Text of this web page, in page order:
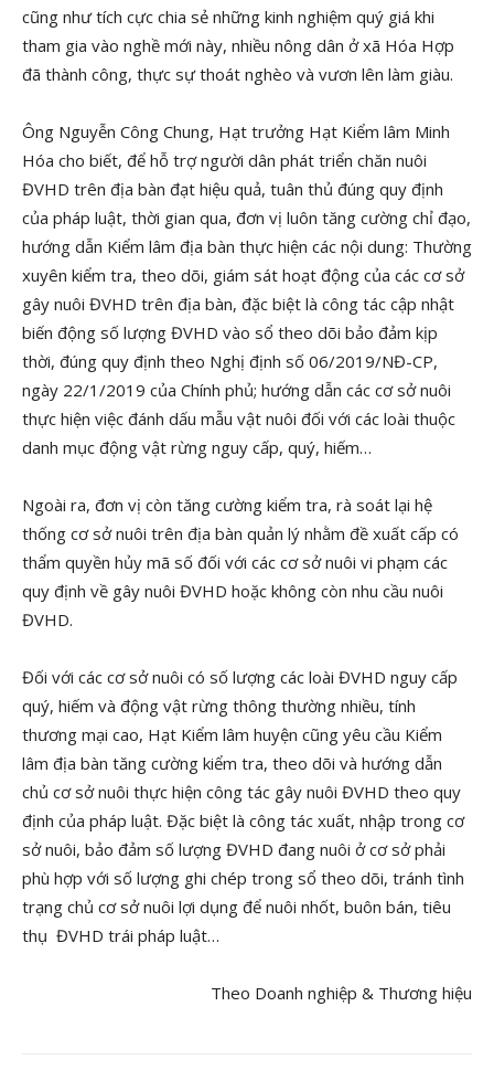
cũng như tích cực chia sẻ những kinh nghiệm quý giá khi
tham gia vào nghề mới này, nhiều nông dân ở xã Hóa Hợp
đã thành công, thực sự thoát nghèo và vươn lên làm giàu.
Ông Nguyễn Công Chung, Hạt trưởng Hạt Kiểm lâm Minh
Hóa cho biết, để hỗ trợ người dân phát triển chăn nuôi
ĐVHD trên địa bàn đạt hiệu quả, tuân thủ đúng quy định
của pháp luật, thời gian qua, đơn vị luôn tăng cường chỉ đạo,
hướng dẫn Kiểm lâm địa bàn thực hiện các nội dung: Thường
xuyên kiểm tra, theo dõi, giám sát hoạt động của các cơ sở
gây nuôi ĐVHD trên địa bàn, đặc biệt là công tác cập nhật
biến động số lượng ĐVHD vào sổ theo dõi bảo đảm kịp
thời, đúng quy định theo Nghị định số 06/2019/NĐ-CP,
ngày 22/1/2019 của Chính phủ; hướng dẫn các cơ sở nuôi
thực hiện việc đánh dấu mẫu vật nuôi đối với các loài thuộc
danh mục động vật rừng nguy cấp, quý, hiếm…
Ngoài ra, đơn vị còn tăng cường kiểm tra, rà soát lại hệ
thống cơ sở nuôi trên địa bàn quản lý nhằm đề xuất cấp có
thẩm quyền hủy mã số đối với các cơ sở nuôi vi phạm các
quy định về gây nuôi ĐVHD hoặc không còn nhu cầu nuôi
ĐVHD.
Đối với các cơ sở nuôi có số lượng các loài ĐVHD nguy cấp
quý, hiếm và động vật rừng thông thường nhiều, tính
thương mại cao, Hạt Kiểm lâm huyện cũng yêu cầu Kiểm
lâm địa bàn tăng cường kiểm tra, theo dõi và hướng dẫn
chủ cơ sở nuôi thực hiện công tác gây nuôi ĐVHD theo quy
định của pháp luật. Đặc biệt là công tác xuất, nhập trong cơ
sở nuôi, bảo đảm số lượng ĐVHD đang nuôi ở cơ sở phải
phù hợp với số lượng ghi chép trong sổ theo dõi, tránh tình
trạng chủ cơ sở nuôi lợi dụng để nuôi nhốt, buôn bán, tiêu
thụ ĐVHD trái pháp luật…
Theo Doanh nghiệp & Thương hiệu